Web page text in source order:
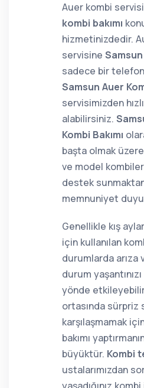
Auer kombi
kombi bakımı
hizmetinizdedir.
servisine Samsun
sadece bir
Samsun Auer
servisimizden
alabilirsiniz.
Kombi Bakımı
başta olmak
ve model
destek
memnuniyet
Genellikle kış
için kullanılan
durumlarda arıza
durum
yönde etkileyebilir.
ortasında sürpriz
karşılaşmamak
bakımı
büyüktür. Kombi
ustalarımızdan